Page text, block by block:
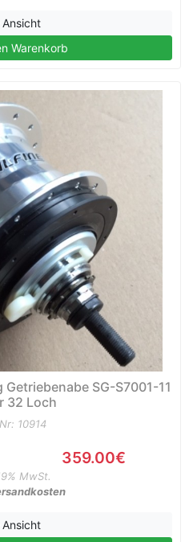
Ansicht
Warenkorb
SG-S7001-11
32 Loch
10914
359.00€
MwSt.
Ansicht